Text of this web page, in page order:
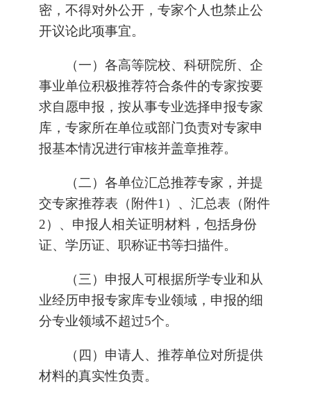
密，不得对外公开，专家个人也禁止公
开议论此项事宜。
（一）各高等院校、科研院所、企
事业单位积极推荐符合条件的专家按要
求自愿申报，按从事专业选择申报专家
库，专家所在单位或部门负责对专家申
报基本情况进行审核并盖章推荐。
（二）各单位汇总推荐专家，并提
交专家推荐表（附件1）、汇总表（附件
2）、申报人相关证明材料，包括身份
证、学历证、职称证书等扫描件。
（三）申报人可根据所学专业和从
业经历申报专家库专业领域，申报的细
分专业领域不超过5个。
（四）申请人、推荐单位对所提供
材料的真实性负责。